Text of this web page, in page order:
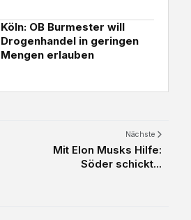
Köln: OB Burmester will
Drogenhandel in geringen
Mengen erlauben
Nächste
Mit Elon Musks Hilfe:
Söder schickt...